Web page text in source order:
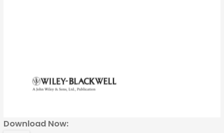
Download Now: